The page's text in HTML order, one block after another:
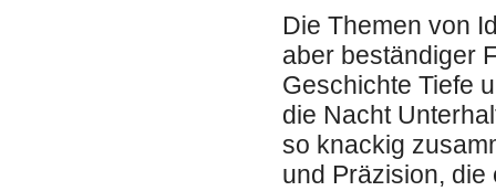
Die Themen von
aber beständiger
Geschichte Tiefe
die Nacht
so knackig
und Präzision,